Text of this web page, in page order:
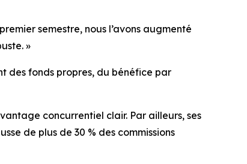
semestre, nous l’avons augmenté
»
des fonds propres, du bénéfice par
concurrentiel clair. Par ailleurs, ses
de plus de 30 % des commissions